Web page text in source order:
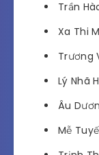
Trần
Xa Thi
Trương
Lý Nhã
Âu
Mễ